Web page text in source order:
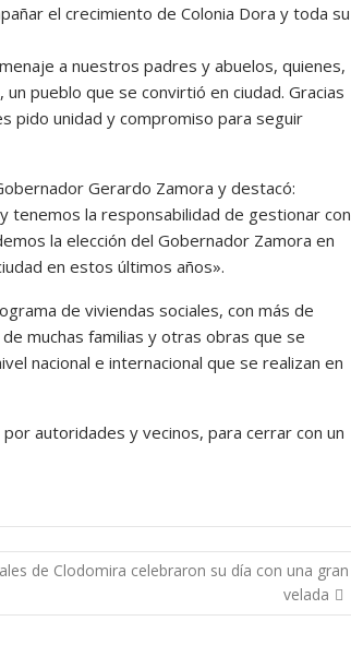
el crecimiento de Colonia Dora y toda su
a nuestros padres y abuelos, quienes,
pueblo que se convirtió en ciudad. Gracias
pido unidad y compromiso para seguir
Gerardo Zamora y destacó:
tenemos la responsabilidad de gestionar con
la elección del Gobernador Zamora en
en estos últimos años».
de viviendas sociales, con más de
muchas familias y otras obras que se
nacional e internacional que se realizan en
por autoridades y vecinos, para cerrar con un
de Clodomira celebraron su día con una gran
velada